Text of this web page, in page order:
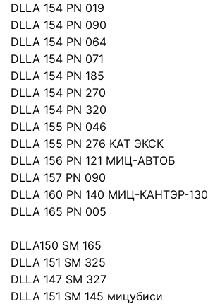
DLLA 154 PN 019
DLLA 154 PN 090
DLLA 154 PN 064
DLLA 154 PN 071
DLLA 154 PN 185
DLLA 154 PN 270
DLLA 154 PN 320
DLLA 155 PN 046
DLLA 155 PN 276 KAT ЭКСК
DLLA 156 PN 121 MИЦ-АВТОБ
DLLA 157 PN 090
DLLA 160 PN 140 МИЦ-КАНТЭР-130
DLLA 165 PN 005
DLLA150 SM 165
DLLA 151 SM 325
DLLA 147 SM 327
DLLA 151 SM 145 мицубиси